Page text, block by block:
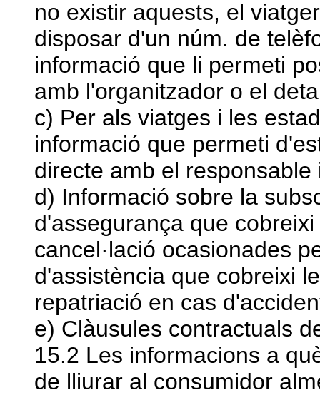
no existir aquests, el
disposar d'un núm. de
informació que li permeti
amb l'organitzador o el
c) Per als viatges i les
informació que permeti
directe amb el
d) Informació sobre la
d'assegurança que
cancel·lació ocasionades
d'assistència que cobreixi
repatriació en cas
e) Clàusules contractuals
15.2 Les informacions a
de lliurar al consumidor